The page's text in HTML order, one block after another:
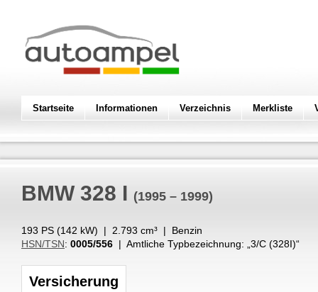
Startseite Informationen Verzeichnis Merkliste
BMW 328 I (1995 – 1999)
193 PS (142 kW) | 2.793 cm³ | Benzin
HSN/TSN: 0005/556 | Amtliche Typbezeichnung: „ 3/C (328I)“
Versicherung